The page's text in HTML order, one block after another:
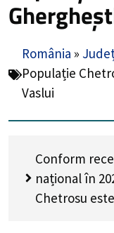
România »
Populație
Vaslui
Conform
național în
Chetrosu